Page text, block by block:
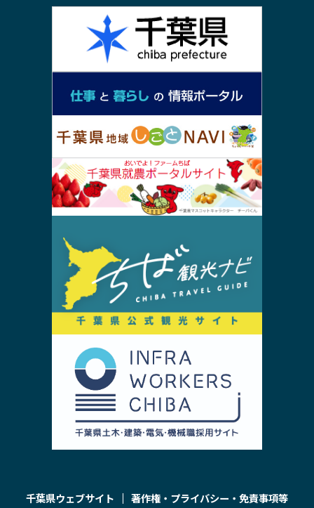
千葉県ウェブサイト 著作権・プライバシー・免責事項等